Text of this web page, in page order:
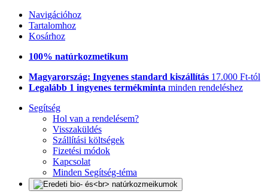
Navigációhoz
Tartalomhoz
Kosárhoz
100% natúrkozmetikum
Magyarország: Ingyenes standard kiszállítás 17.000 Ft-tól
Legalább 1 ingyenes termékminta minden rendeléshez
Segítség
Hol van a rendelésem?
Visszaküldés
Szállítási költségek
Fizetési módok
Kapcsolat
Minden Segítség-téma